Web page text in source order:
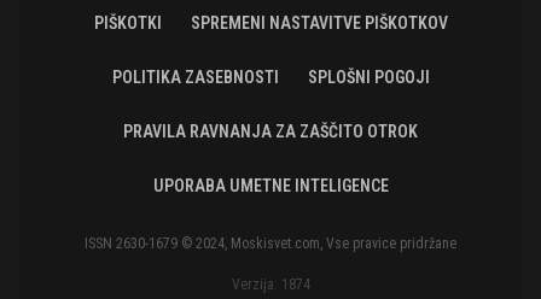
PIŠKOTKI SPREMENI NASTAVITVE PIŠKOTKOV
POLITIKA ZASEBNOSTI SPLOŠNI POGOJI
PRAVILA RAVNANJA ZA ZAŠČITO OTROK
UPORABA UMETNE INTELIGENCE
ISSN 2630-1679 © 2024, Moskisvet.com, Vse pravice pridržane
Verzija: 1874